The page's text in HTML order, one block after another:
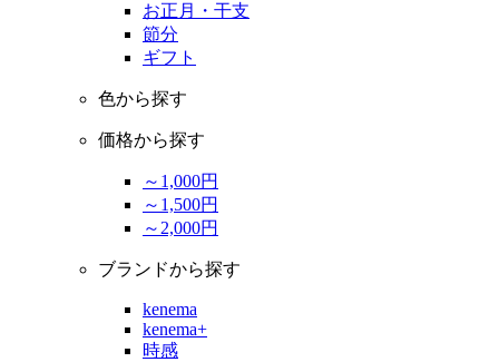
お正月・干支
節分
ギフト
色から探す
価格から探す
～1,000円
～1,500円
～2,000円
ブランドから探す
kenema
kenema+
時感